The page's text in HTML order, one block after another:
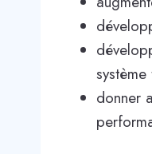
donner